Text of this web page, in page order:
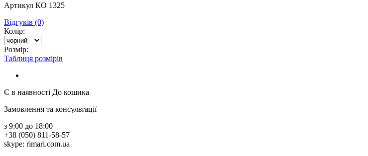
Артикул КО 1325
Відгуків (0)
Колір:
Розмір:
Таблиця розмірів
Є в наявності До кошика
Замовлення та консультації
з 9:00 до 18:00
+38 (050) 811-58-57
skype: rimari.com.ua